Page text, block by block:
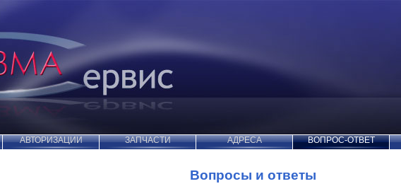
АВТОРИЗАЦИИ ЗАПЧАСТИ АДРЕСА ВОПРОС-ОТВЕТ
Вопросы и ответы